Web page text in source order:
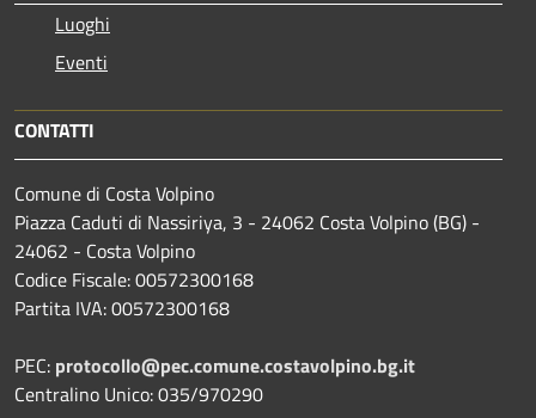
Luoghi
Eventi
CONTATTI
Comune di Costa Volpino
Piazza Caduti di Nassiriya, 3 - 24062 Costa Volpino (BG) -
24062 - Costa Volpino
Codice Fiscale: 00572300168
Partita IVA: 00572300168
PEC: protocollo@pec.comune.costavolpino.bg.it
Centralino Unico: 035/970290